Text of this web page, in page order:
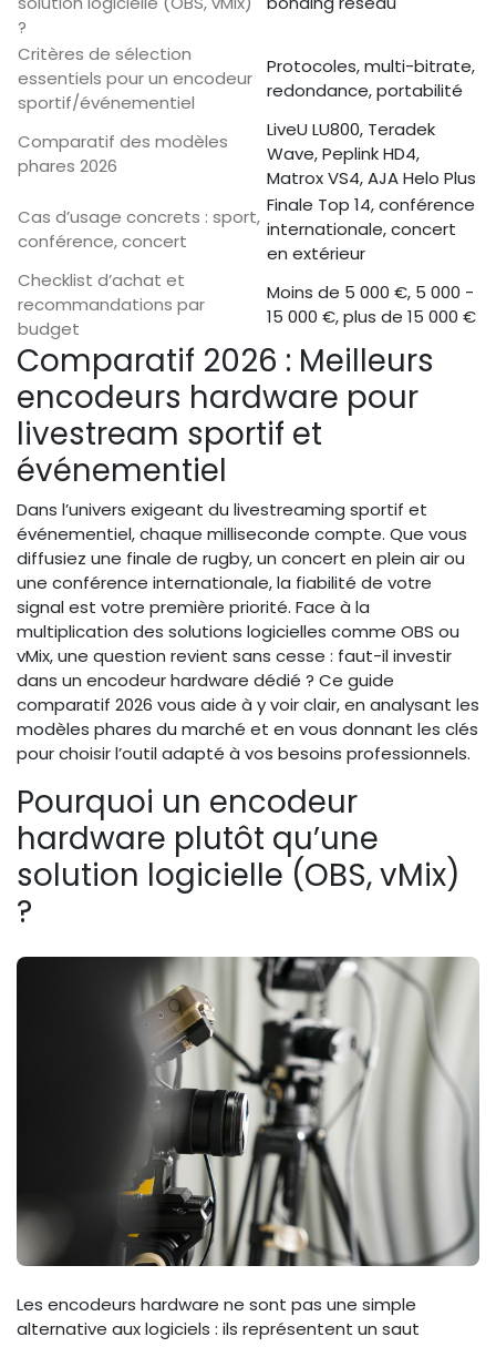
?
Critères de sélection
essentiels pour un encodeur
sportif/événementiel
Protocoles, multi-bitrate,
redondance, portabilité
Comparatif des modèles
phares 2026
LiveU LU800, Teradek
Wave, Peplink HD4,
Matrox VS4, AJA Helo Plus
Cas d’usage concrets : sport,
conférence, concert
Finale Top 14, conférence
internationale, concert
en extérieur
Checklist d’achat et
recommandations par
budget
Moins de 5 000 €, 5 000 -
15 000 €, plus de 15 000 €
Comparatif 2026 : Meilleurs
encodeurs hardware pour
livestream sportif et
événementiel
Dans l’univers exigeant du livestreaming sportif et
événementiel, chaque milliseconde compte. Que vous
diffusiez une finale de rugby, un concert en plein air ou
une conférence internationale, la fiabilité de votre
signal est votre première priorité. Face à la
multiplication des solutions logicielles comme OBS ou
vMix, une question revient sans cesse : faut-il investir
dans un encodeur hardware dédié ? Ce guide
comparatif 2026 vous aide à y voir clair, en analysant les
modèles phares du marché et en vous donnant les clés
pour choisir l’outil adapté à vos besoins professionnels.
Pourquoi un encodeur
hardware plutôt qu’une
solution logicielle (OBS, vMix)
?
Les encodeurs hardware ne sont pas une simple
alternative aux logiciels : ils représentent un saut